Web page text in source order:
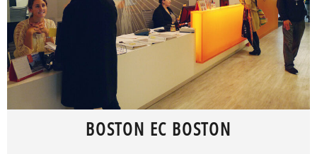
BOSTON EC BOSTON